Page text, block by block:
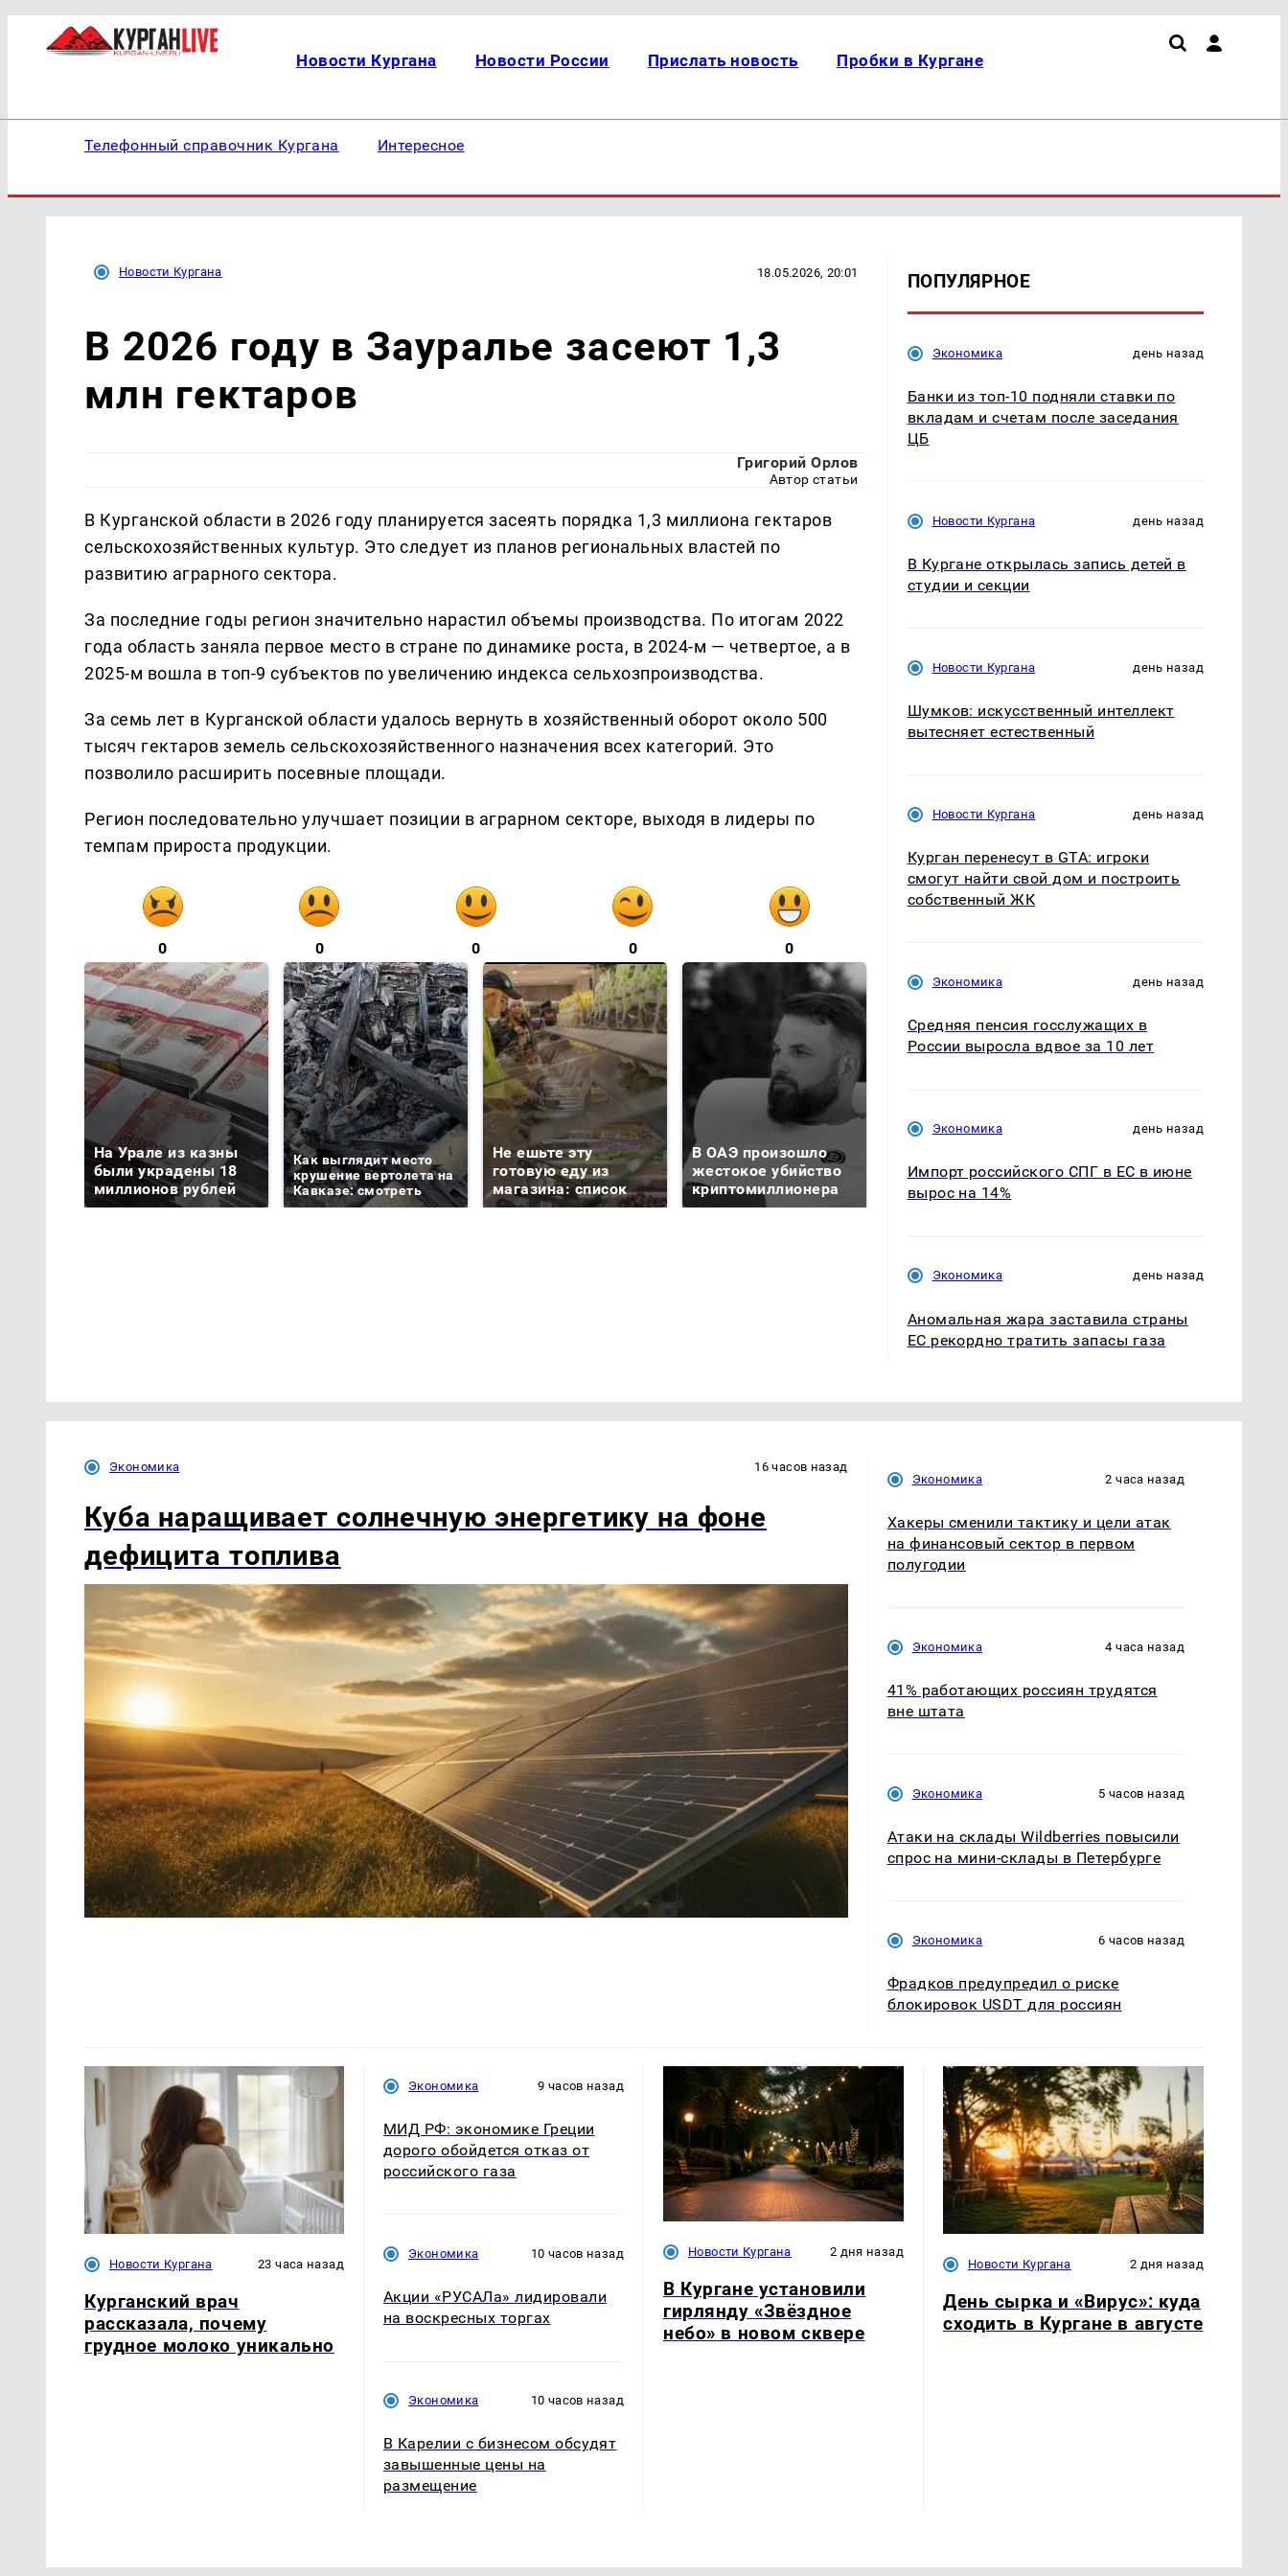
Новости Кургана Новости России Прислать новость Пробки в Кургане
Телефонный справочник Кургана Интересное
Новости Кургана 18.05.2026, 20:01
В 2026 году в Зауралье засеют 1,3
млн гектаров
Григорий Орлов
Автор статьи
В Курганской области в 2026 году планируется засеять порядка 1,3 миллиона гектаров
сельскохозяйственных культур. Это следует из планов региональных властей по
развитию аграрного сектора.
За последние годы регион значительно нарастил объемы производства. По итогам 2022
года область заняла первое место в стране по динамике роста, в 2024-м — четвертое, а в
2025-м вошла в топ-9 субъектов по увеличению индекса сельхозпроизводства.
За семь лет в Курганской области удалось вернуть в хозяйственный оборот около 500
тысяч гектаров земель сельскохозяйственного назначения всех категорий. Это
позволило расширить посевные площади.
Регион последовательно улучшает позиции в аграрном секторе, выходя в лидеры по
темпам прироста продукции.
0 0 0 0 0
На Урале из казны
были украдены 18
миллионов рублей
Как выглядит место
крушение вертолета на
Кавказе: смотреть
Не ешьте эту
готовую еду из
магазина: список
В ОАЭ произошло
жестокое убийство
криптомиллионера
падению вертолета на
Кавказе: читать здесь
было с 1945: чего
ПОПУЛЯРНОЕ
Экономика день назад
Банки из топ-10 подняли ставки по
вкладам и счетам после заседания
ЦБ
Новости Кургана день назад
В Кургане открылась запись детей в
студии и секции
Новости Кургана день назад
Шумков: искусственный интеллект
вытесняет естественный
Новости Кургана день назад
Курган перенесут в GTA: игроки
смогут найти свой дом и построить
собственный ЖК
Экономика день назад
Средняя пенсия госслужащих в
России выросла вдвое за 10 лет
Экономика день назад
Импорт российского СПГ в ЕС в июне
вырос на 14%
Экономика день назад
Аномальная жара заставила страны
ЕС рекордно тратить запасы газа
Экономика 16 часов назад
Куба наращивает солнечную энергетику на фоне
дефицита топлива
Экономика 2 часа назад
Хакеры сменили тактику и цели атак
на финансовый сектор в первом
полугодии
Экономика 4 часа назад
41% работающих россиян трудятся
вне штата
Экономика 5 часов назад
Атаки на склады Wildberries повысили
спрос на мини-склады в Петербурге
Экономика 6 часов назад
Фрадков предупредил о риске
блокировок USDT для россиян
Новости Кургана 23 часа назад
Курганский врач
рассказала, почему
грудное молоко уникально
Экономика 9 часов назад
МИД РФ: экономике Греции
дорого обойдется отказ от
российского газа
Экономика 10 часов назад
Акции «РУСАЛа» лидировали
на воскресных торгах
Экономика 10 часов назад
В Карелии с бизнесом обсудят
завышенные цены на
размещение
Новости Кургана 2 дня назад
В Кургане установили
гирлянду «Звёздное
небо» в новом сквере
Новости Кургана 2 дня назад
День сырка и «Вирус»: куда
сходить в Кургане в августе